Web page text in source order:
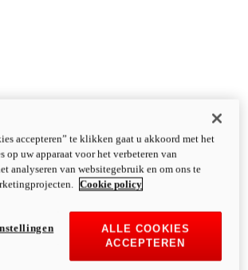
accepteren” te klikken gaat u akkoord met het
op uw apparaat voor het verbeteren van
analyseren van websitegebruik en om ons te
Cookie policy
ALLE COOKIES
ACCEPTEREN